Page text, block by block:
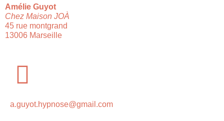
Amélie Guyot
Chez Maison JOÀ
45 rue montgrand
13006 Marseille
a.guyot.hypnose@gmail.com